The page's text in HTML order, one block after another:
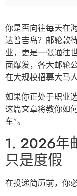
你是否向往每天在
达普吉岛？邮轮款
业，更是一张通往
面爆发，各大邮轮
在大规模招募大马人
如果你正处于职业
这篇文章将教你如
车”。
1. 2026年
只是度假
在投递简历前，你